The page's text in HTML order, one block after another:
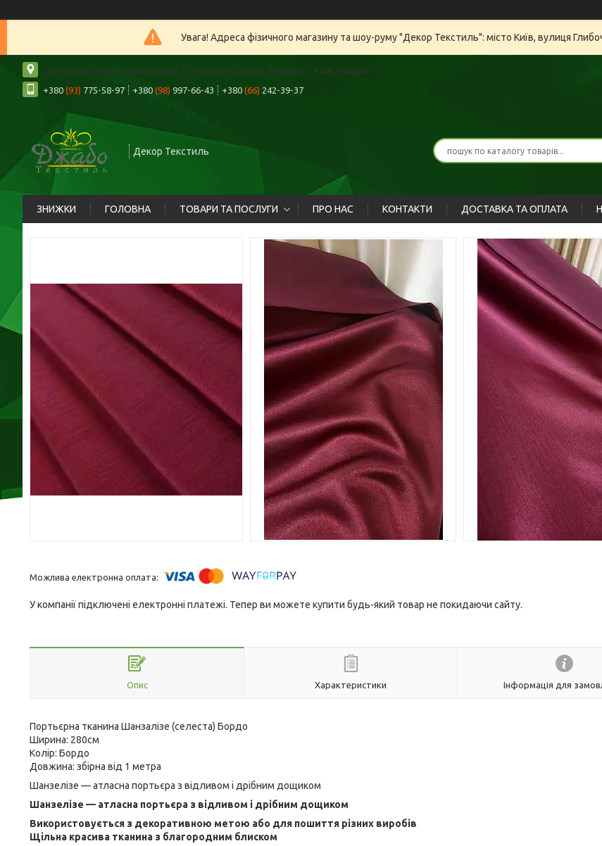
Увага! Адреса фізичного магазину та шоу-руму "Декор Текстиль": місто Київ, вулиця
місто Київ, вулиця Глибочицька 71, магазин "ДжаБо Текстиль", Київ, Україна
+380 (93) 775-58-97 +380 (98) 997-66-43 +380 (66) 242-39-37
Декор Текстиль
ЗНИЖКИ ГОЛОВНА ТОВАРИ ТА ПОСЛУГИ ПРО НАС КОНТАКТИ ДОСТАВКА ТА ОПЛАТА
У компанії підключені електронні платежі. Тепер ви можете купити будь-який товар не покидаючи сайту.
Опис Характеристики Інформація для
Портьєрна тканина Шанзалізе (селеста) Бордо
Ширина: 280см
Колір: Бордо
Довжина: збірна від 1 метра
Шанзелізе — атласна портьєра з відливом і дрібним дощиком
Шанзелізе — атласна портьєра з відливом і дрібним дощиком
Використовується з декоративною метою або для пошиття різних виробів
Щільна красива тканина з благородним блиском